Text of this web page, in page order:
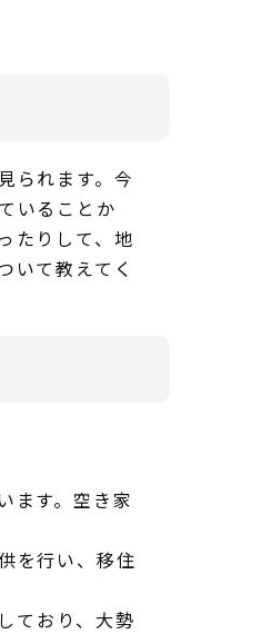
られます。今
いることか
たりして、地
いて教えてく
ます。空き家
を行い、移住
ており、大勢